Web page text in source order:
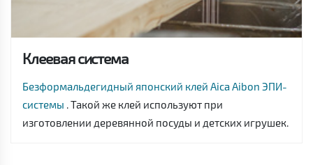
Клеевая система
Безформальдегидный японский клей Aica Aibon ЭПИ-
системы . Такой же клей используют при
изготовлении деревянной посуды и детских игрушек.